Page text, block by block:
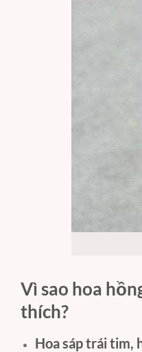
Vì sao hoa
thích?
Hoa sáp trái tim,